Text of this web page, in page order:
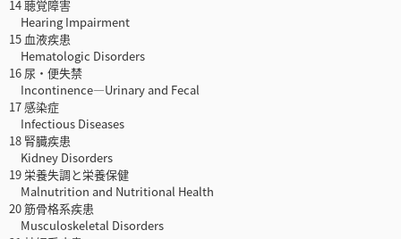
14 聴覚障害
Hearing Impairment
15 血液疾患
Hematologic Disorders
16 尿・便失禁
Incontinence―Urinary and Fecal
17 感染症
Infectious Diseases
18 腎臓疾患
Kidney Disorders
19 栄養失調と栄養保健
Malnutrition and Nutritional Health
20 筋骨格系疾患
Musculoskeletal Disorders